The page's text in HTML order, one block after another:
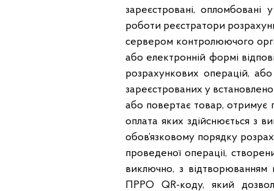
зареєстровані,
роботи реєстратори
сервером контролюючого
або електронній формі
розрахункових операцій,
зареєстрованих у
або повертає товар, отримує
оплата яких здійснюється з
обов’язковому порядку
проведеної операції,
виключно, з
ПРРО QR-коду, який